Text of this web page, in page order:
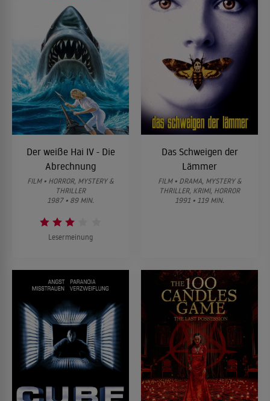
Der weiße Hai IV - Die
Abrechnung
FILM • HORROR, MYSTERY &
THRILLER
1987 • 89 MIN.
Lesermeinung
Das Schweigen der
Lämmer
FILM • DRAMA, MYSTERY &
THRILLER, KRIMI, HORROR
1991 • 119 MIN.